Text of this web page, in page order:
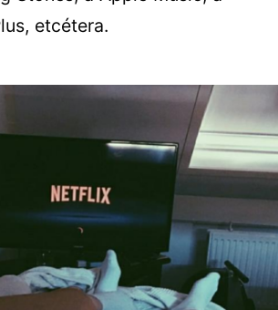
etcétera.